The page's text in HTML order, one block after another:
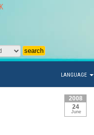
LANGUAGE
2008
24
June